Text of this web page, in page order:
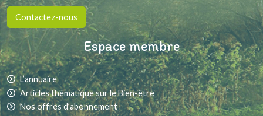
Contactez-nous
Espace membre
L’annuaire
Articles thématique sur le Bien-être
Nos offres d’abonnement